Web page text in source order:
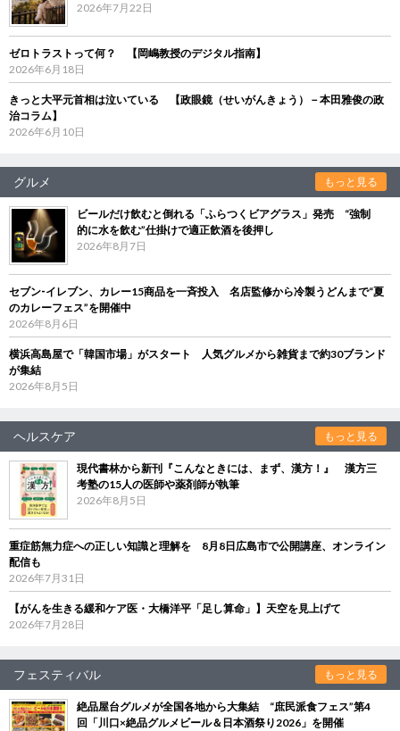
2026年7月22日
ゼロトラストって何？ 【岡嶋教授のデジタル指南】
2026年6月18日
きっと大平元首相は泣いている 【政眼鏡（せいがんきょう）－本田雅俊の政
治コラム】
2026年6月10日
グルメ もっと見る
ビールだけ飲むと倒れる「ふらつくビアグラス」発売 “強制
的に水を飲む”仕掛けで適正飲酒を後押し
2026年8月7日
セブン‐イレブン、カレー15商品を一斉投入 名店監修から冷製うどんまで“夏
のカレーフェス”を開催中
2026年8月6日
横浜高島屋で「韓国市場」がスタート 人気グルメから雑貨まで約30ブランド
が集結
2026年8月5日
ヘルスケア もっと見る
現代書林から新刊『こんなときには、まず、漢方！』 漢方三
考塾の15人の医師や薬剤師が執筆
2026年8月5日
重症筋無力症への正しい知識と理解を 8月8日広島市で公開講座、オンライン
配信も
2026年7月31日
【がんを生きる緩和ケア医・大橋洋平「足し算命」】天空を見上げて
2026年7月28日
フェスティバル もっと見る
絶品屋台グルメが全国各地から大集結 “庶民派食フェス”第4
回「川口×絶品グルメビール＆日本酒祭り2026」を開催